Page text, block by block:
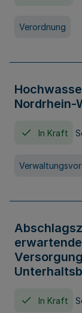
Verordnung
Nordrhein-
In Kraft
In Kraft